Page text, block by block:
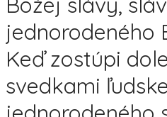
jednorodeného
Keď zostúpi
svedkami